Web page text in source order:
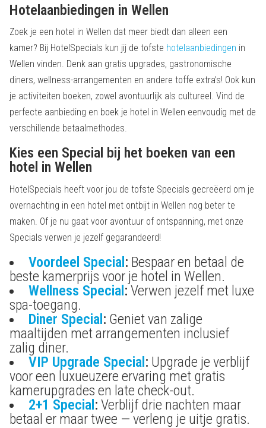
Hotelaanbiedingen in Wellen
Zoek je een hotel in Wellen dat meer biedt dan alleen een
kamer? Bij HotelSpecials kun jij de tofste hotelaanbiedingen in
Wellen vinden. Denk aan gratis upgrades, gastronomische
diners, wellness-arrangementen en andere toffe extra’s! Ook kun
je activiteiten boeken, zowel avontuurlijk als cultureel. Vind de
perfecte aanbieding en boek je hotel in Wellen eenvoudig met de
verschillende betaalmethodes.
Kies een Special bij het boeken van een
hotel in Wellen
HotelSpecials heeft voor jou de tofste Specials gecreëerd om je
overnachting in een hotel met ontbijt in Wellen nog beter te
maken. Of je nu gaat voor avontuur of ontspanning, met onze
Specials verwen je jezelf gegarandeerd!
Voordeel Special: Bespaar en betaal de
beste kamerprijs voor je hotel in Wellen.
Wellness Special: Verwen jezelf met luxe
spa-toegang.
Diner Special: Geniet van zalige
maaltijden met arrangementen inclusief
zalig diner.
VIP Upgrade Special: Upgrade je verblijf
voor een luxueuzere ervaring met gratis
kamerupgrades en late check-out.
2+1 Special: Verblijf drie nachten maar
betaal er maar twee — verleng je uitje gratis.